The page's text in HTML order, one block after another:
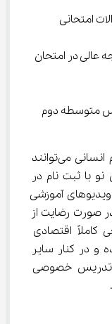
امتحانی
عالی در امتحان
لازم به ذکر است که دانش آموزان دهم انسانی می‌توانند
با ثبت نام در
آموزشی
صورت رضایت از
کاملاً اقتصادی
و در کنار سایر
تدریس خصوصی